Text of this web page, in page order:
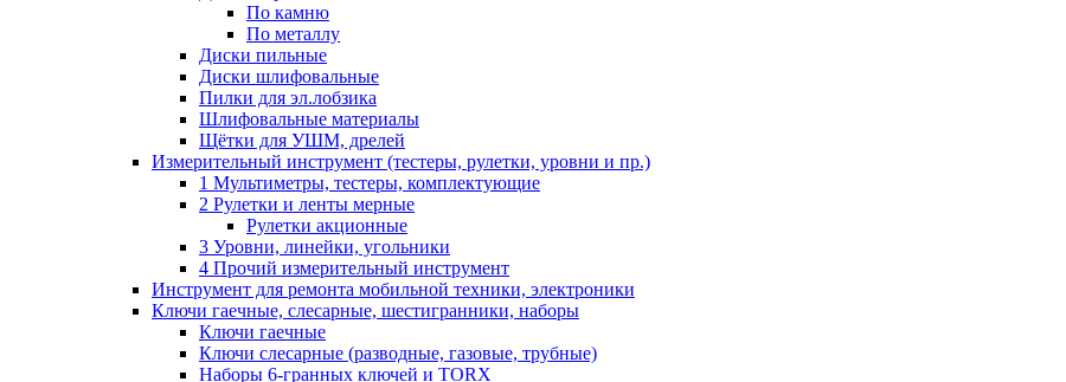
По камню
По металлу
Диски пильные
Диски шлифовальные
Пилки для эл.лобзика
Шлифовальные материалы
Щётки для УШМ, дрелей
Измерительный инструмент (тестеры, рулетки, уровни и пр.)
1 Мультиметры, тестеры, комплектующие
2 Рулетки и ленты мерные
Рулетки акционные
3 Уровни, линейки, угольники
4 Прочий измерительный инструмент
Инструмент для ремонта мобильной техники, электроники
Ключи гаечные, слесарные, шестигранники, наборы
Ключи гаечные
Ключи слесарные (разводные, газовые, трубные)
Наборы 6-гранных ключей и TORX